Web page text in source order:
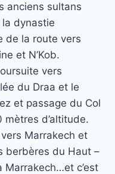
anciens sultans
dynastie
de la route vers
et N’Kob.
vers
du Draa et le
et passage du Col
d’altitude.
Marrakech et
berbères du Haut –
Marrakech…et c’est